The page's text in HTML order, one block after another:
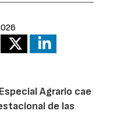
Agrario cae
de las